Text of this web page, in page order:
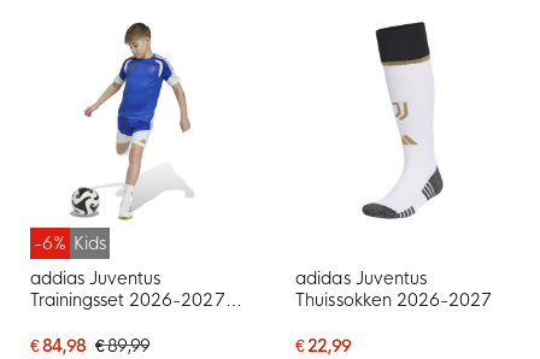
-6% Kids
addias Juventus
Trainingsset 2026-2027
€ 84,98 € 89,99
adidas Juventus
Thuissokken 2026-2027
€ 22,99